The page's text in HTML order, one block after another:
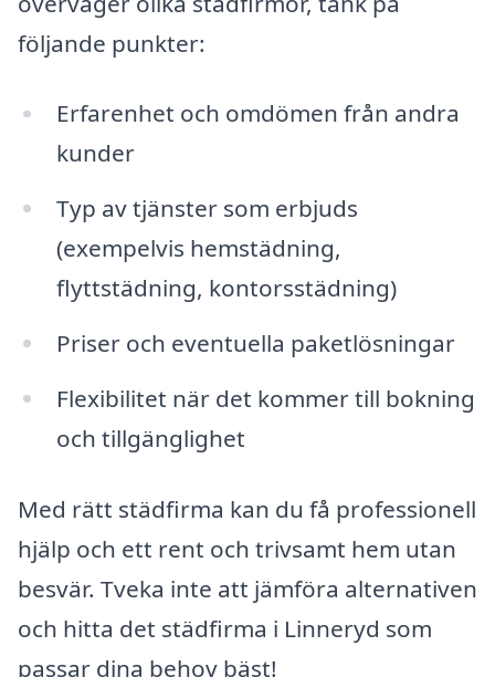
följande punkter:
Erfarenhet och omdömen från andra
kunder
Typ av tjänster som erbjuds
(exempelvis hemstädning,
flyttstädning, kontorsstädning)
Priser och eventuella paketlösningar
Flexibilitet när det kommer till bokning
och tillgänglighet
Med rätt städfirma kan du få professionell
hjälp och ett rent och trivsamt hem utan
besvär. Tveka inte att jämföra alternativen
och hitta det städfirma i Linneryd som
passar dina behov bäst!